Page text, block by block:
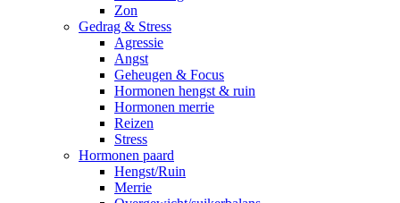
Zon
Gedrag & Stress
Agressie
Angst
Geheugen & Focus
Hormonen hengst & ruin
Hormonen merrie
Reizen
Stress
Hormonen paard
Hengst/Ruin
Merrie